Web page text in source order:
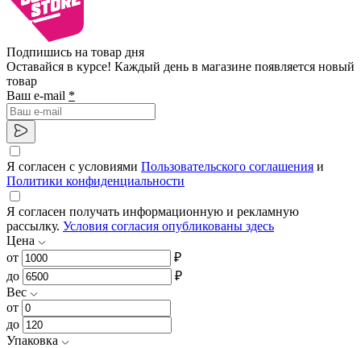
Подпишись на товар дня
Оставайся в курсе! Каждый день в магазине появляется новый
товар
Ваш e-mail *
Я согласен с условиями Пользовательского соглашения и
Политики конфиденциальности
Я согласен получать информационную и рекламную
рассылку. Условия согласия опубликованы здесь
Цена
от
₽
до
₽
Вес
от
до
Упаковка